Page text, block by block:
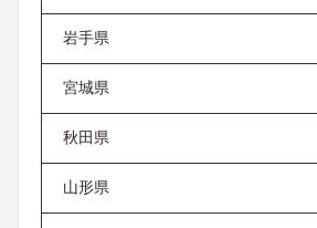
岩手県
宮城県
秋田県
山形県